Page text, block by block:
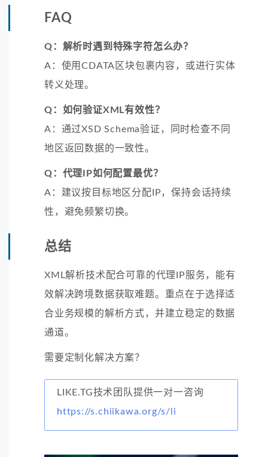
FAQ
Q：解析时遇到特殊字符怎么办？
A：使用CDATA区块包裹内容，或进行实体
转义处理。
Q：如何验证XML有效性？
A：通过XSD Schema验证，同时检查不同
地区返回数据的一致性。
Q：代理IP如何配置最优？
A：建议按目标地区分配IP，保持会话持续
性，避免频繁切换。
总结
XML解析技术配合可靠的代理IP服务，能有
效解决跨境数据获取难题。重点在于选择适
合业务规模的解析方式，并建立稳定的数据
通道。
需要定制化解决方案？
LIKE.TG技术团队提供一对一咨询
https://s.chiikawa.org/s/li